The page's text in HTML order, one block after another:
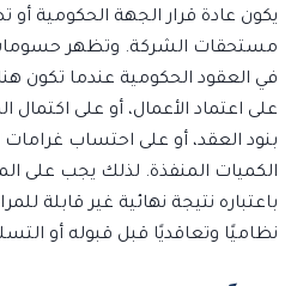
يكون عادة قرار الجهة الحكومية أو
مستحقات الشركة. وتظهر حسومات
في العقود الحكومية عندما تكون
على اعتماد الأعمال، أو على
بنود العقد، أو على احتساب غرامات
الكميات المنفذة. لذلك يجب على
باعتباره نتيجة نهائية غير قابلة
نظاميًا وتعاقديًا قبل قبوله أو